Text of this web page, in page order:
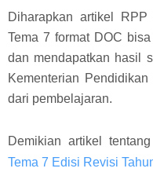
Diharapkan artikel
Tema 7 format DOC
dan mendapatkan hasil
Kementerian
dari pembelajaran.
Demikian artikel tentang
Tema 7 Edisi Revisi